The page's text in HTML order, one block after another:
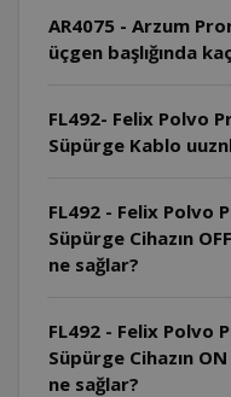
AR4075 - Arzum
üçgen başlığında
FL492- Felix Polvo
Süpürge Kablo
FL492 - Felix Polvo
Süpürge Cihazın
ne sağlar?
FL492 - Felix Polvo
Süpürge Cihazın
ne sağlar?